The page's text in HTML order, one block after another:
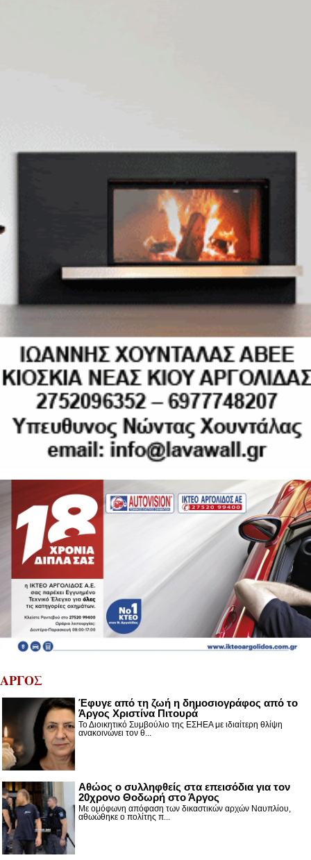
ΑΡΓΟΣ
Έφυγε από τη ζωή η δημοσιογράφος από το
Άργος Χριστίνα Πιτουρά
Το Διοικητικό Συμβούλιο της ΕΣΗΕΑ με ιδιαίτερη θλίψη
ανακοινώνει τον θ...
Αθώος ο συλληφθείς στα επεισόδια για τον
20χρονο Θοδωρή στο Άργος
Με ομόφωνη απόφαση των δικαστικών αρχών Ναυπλίου,
αθωώθηκε ο πολίτης π...